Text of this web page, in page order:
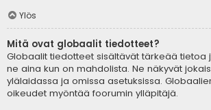
Ylös
Mitä ovat globaalit tiedotteet?
Globaalit tiedotteet sisältävät tärkeää tietoa
ne aina kun on mahdolista. Ne näkyvät
ylälaidassa ja omissa asetuksissa.
oikeudet myöntää foorumin ylläpitäjä.